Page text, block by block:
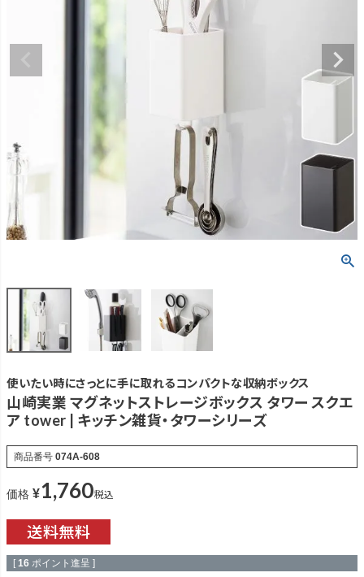
使いたい時にさっとに手に取れるコンパクトな収納ボックス
山崎実業 マグネットストレージボックス タワー スクエ
ア tower | キッチン雑貨・タワーシリーズ
商品番号 074A-608
価格 ¥1,760税込
[ 16 ポイント進呈 ]